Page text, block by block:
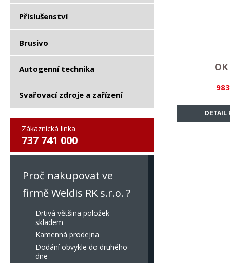
Příslušenství
Brusivo
Autogenní technika
Svařovací zdroje a zařízení
Zákaznická linka
737 741 000
Proč nakupovat ve
firmě Weldis RK s.r.o. ?
Drtivá většina položek
skladem
Kamenná prodejna
Dodání obvykle do druhého
dne
DETAIL